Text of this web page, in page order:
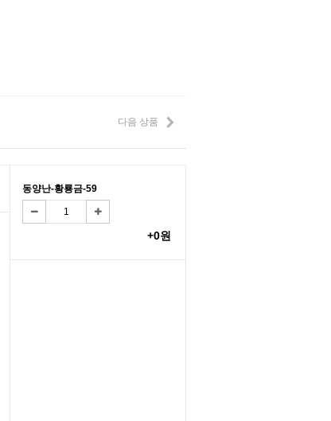
다음 상품
동양난-황룡금-59
+0원